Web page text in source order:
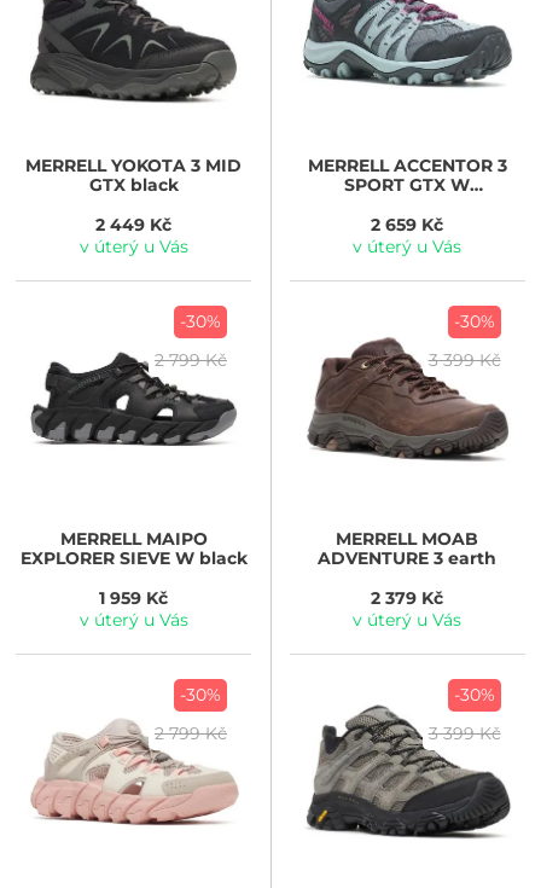
MERRELLYOKOTA 3 MID
GTX black
2 449 Kč
v úterý u Vás
MERRELLACCENTOR 3
SPORT GTX W
2 659 Kč
v úterý u Vás
-30%
2 799 Kč
MERRELLMAIPO
EXPLORER SIEVE W black
1 959 Kč
v úterý u Vás
-30%
3 399 Kč
MERRELLMOAB
ADVENTURE 3 earth
2 379 Kč
v úterý u Vás
-30%
2 799 Kč
-30%
3 399 Kč